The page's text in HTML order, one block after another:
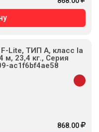
Lite, ТИП А, класс Ia
м, 23,4 кг., Серия
ac1f6bf4ae58
868.00